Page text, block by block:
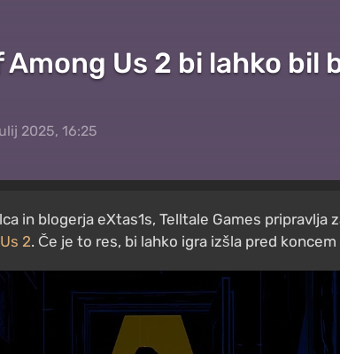
Among Us 2 bi lahko bil
2025, 16:25
in blogerja eXtas1s, Telltale Games pripravlja
2. Če je to res, bi lahko igra izšla pred koncem